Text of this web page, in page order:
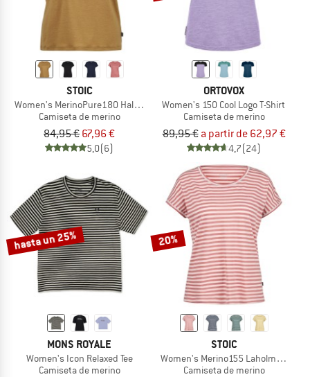
STOIC
Women's MerinoPure180 HaldenSt. T-Shirt
Camiseta de merino
84,95 € 67,96 €
5,0(6)
ORTOVOX
Women's 150 Cool Logo T-Shirt
Camiseta de merino
89,95 € a partir de 62,97 €
4,7(24)
hasta un 25%
MONS ROYALE
Women's Icon Relaxed Tee
Camiseta de merino
20%
STOIC
Women's Merino155 LaholmSt.
Camiseta de merino